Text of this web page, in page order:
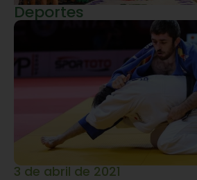
Deportes
3 de abril de 2021